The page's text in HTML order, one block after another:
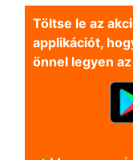
Töltse le az
applikációt,
önnel legyen